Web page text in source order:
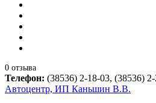
0 отзыва
Телефон: (38536) 2-18-03, (38536)
Автоцентр, ИП Каньшин В.В.